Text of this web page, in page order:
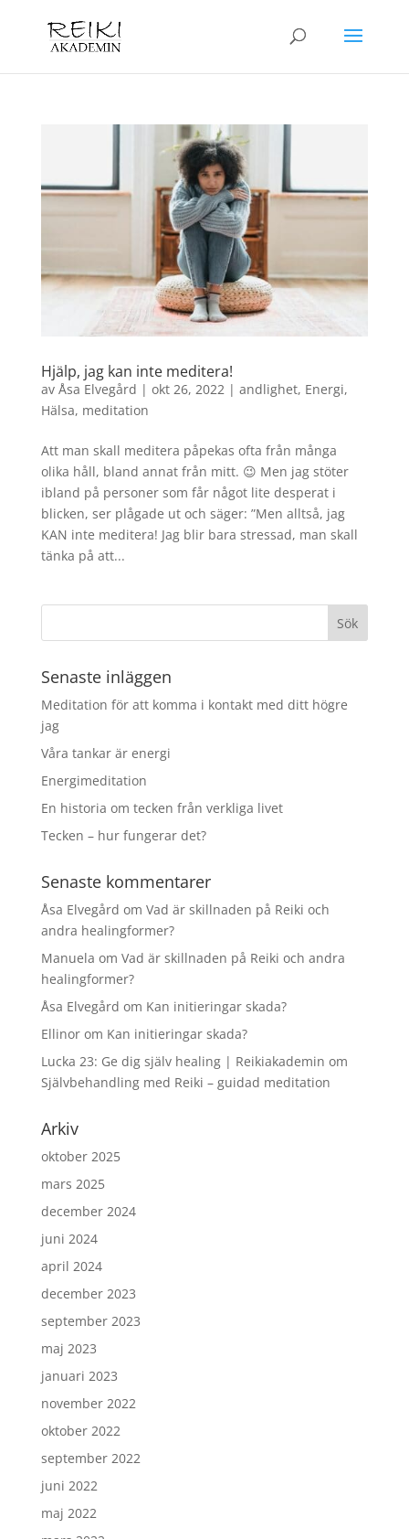
Hjälp, jag kan inte meditera!
av Åsa Elvegård | okt 26, 2022| andlighet, Energi,
Hälsa, meditation
Att man skall meditera påpekas ofta från många
olika håll, bland annat från mitt. 😉 Men jag stöter
ibland på personer som får något lite desperat i
blicken, ser plågade ut och säger: ”Men alltså, jag
KAN inte meditera! Jag blir bara stressad, man skall
tänka på att...
Senaste inläggen
Meditation för att komma i kontakt med ditt högre
jag
Våra tankar är energi
Energimeditation
En historia om tecken från verkliga livet
Tecken – hur fungerar det?
Senaste kommentarer
Åsa Elvegård om Vad är skillnaden på Reiki och
andra healingformer?
Manuela om Vad är skillnaden på Reiki och andra
healingformer?
Åsa Elvegård om Kan initieringar skada?
Ellinorom Kan initieringar skada?
Lucka 23: Ge dig själv healing | Reikiakademin om
Självbehandling med Reiki – guidad meditation
Arkiv
oktober 2025
mars 2025
december 2024
juni 2024
april 2024
december 2023
september 2023
maj 2023
januari 2023
november 2022
oktober 2022
september 2022
juni 2022
maj 2022